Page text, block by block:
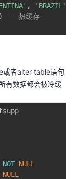
, 'BRAZIL'
)
-- 热缓存
者alter table语句
有数据都会被冷缓
NOT NULL
NULL